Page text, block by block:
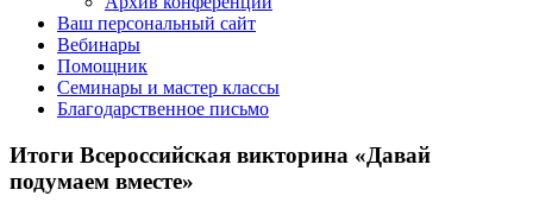
Ваш персональный сайт
Вебинары
Помощник
Семинары и мастер классы
Благодарственное письмо
Итоги Всероссийская викторина «Давай
подумаем вместе»